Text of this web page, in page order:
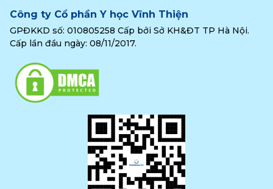
Công ty Cổ phần Y học Vĩnh Thiện
GPĐKKD số: 010805258 Cấp bởi Sở KH&ĐT TP Hà Nội.
Cấp lần đầu ngày: 08/11/2017.